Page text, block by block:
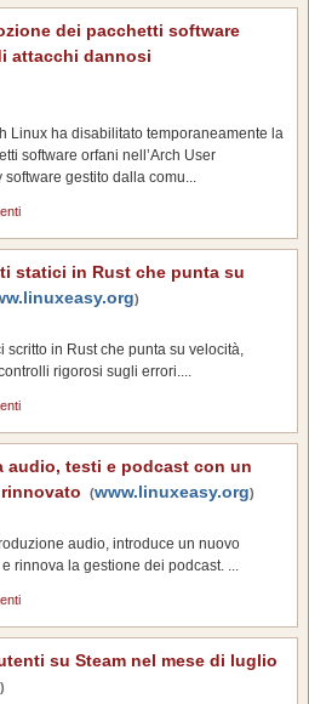
dei pacchetti software
attacchi dannosi
Linux ha disabilitato temporaneamente la
software orfani nell’Arch User
gestito dalla comu...
statici in Rust che punta su
)
scritto in Rust che punta su velocità,
rigorosi sugli errori....
audio, testi e podcast con un
(www.linuxeasy.org)
audio, introduce un nuovo
rinnova la gestione dei podcast. ...
su Steam nel mese di luglio
)